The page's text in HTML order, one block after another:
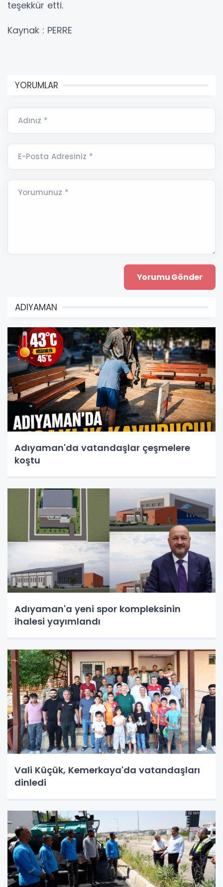
teşekkür etti.
Kaynak : PERRE
YORUMLAR
Adınız *
E-Posta Adresiniz *
Yorumunuz *
ADIYAMAN
Adıyaman'da vatandaşlar çeşmelere
koştu
Adıyaman'a yeni spor kompleksinin
ihalesi yayımlandı
Vali Küçük, Kemerkaya'da vatandaşları
dinledi